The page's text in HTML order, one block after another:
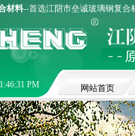
材料--首选江阴市垒诚玻璃钢复合
PM 网站首页